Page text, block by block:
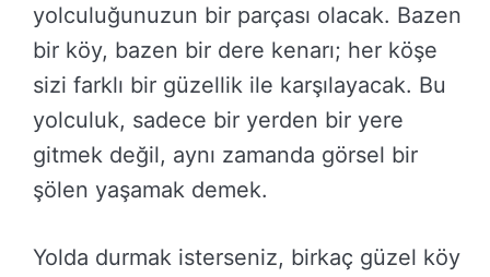
yolculuğunuzun bir parçası olacak. Bazen
bir köy, bazen bir dere kenarı; her köşe
sizi farklı bir güzellik ile karşılayacak. Bu
yolculuk, sadece bir yerden bir yere
gitmek değil, aynı zamanda görsel bir
şölen yaşamak demek.
Yolda durmak isterseniz, birkaç güzel köy